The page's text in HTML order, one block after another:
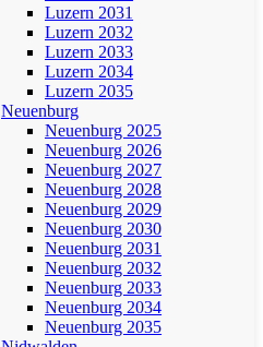
Luzern 2031
Luzern 2032
Luzern 2033
Luzern 2034
Luzern 2035
Neuenburg
Neuenburg 2025
Neuenburg 2026
Neuenburg 2027
Neuenburg 2028
Neuenburg 2029
Neuenburg 2030
Neuenburg 2031
Neuenburg 2032
Neuenburg 2033
Neuenburg 2034
Neuenburg 2035